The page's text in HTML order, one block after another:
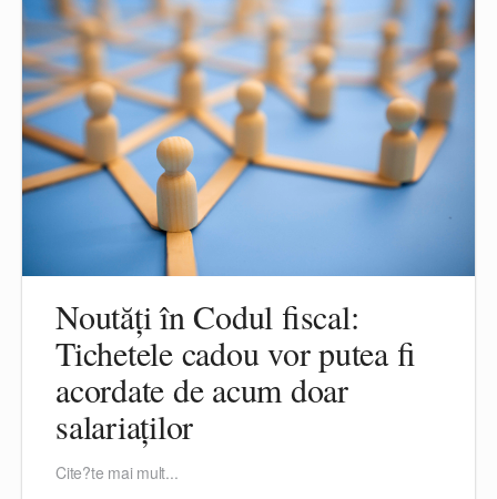
Noutăți în Codul fiscal:
Tichetele cadou vor putea fi
acordate de acum doar
salariaților
Cite?te mai mult...